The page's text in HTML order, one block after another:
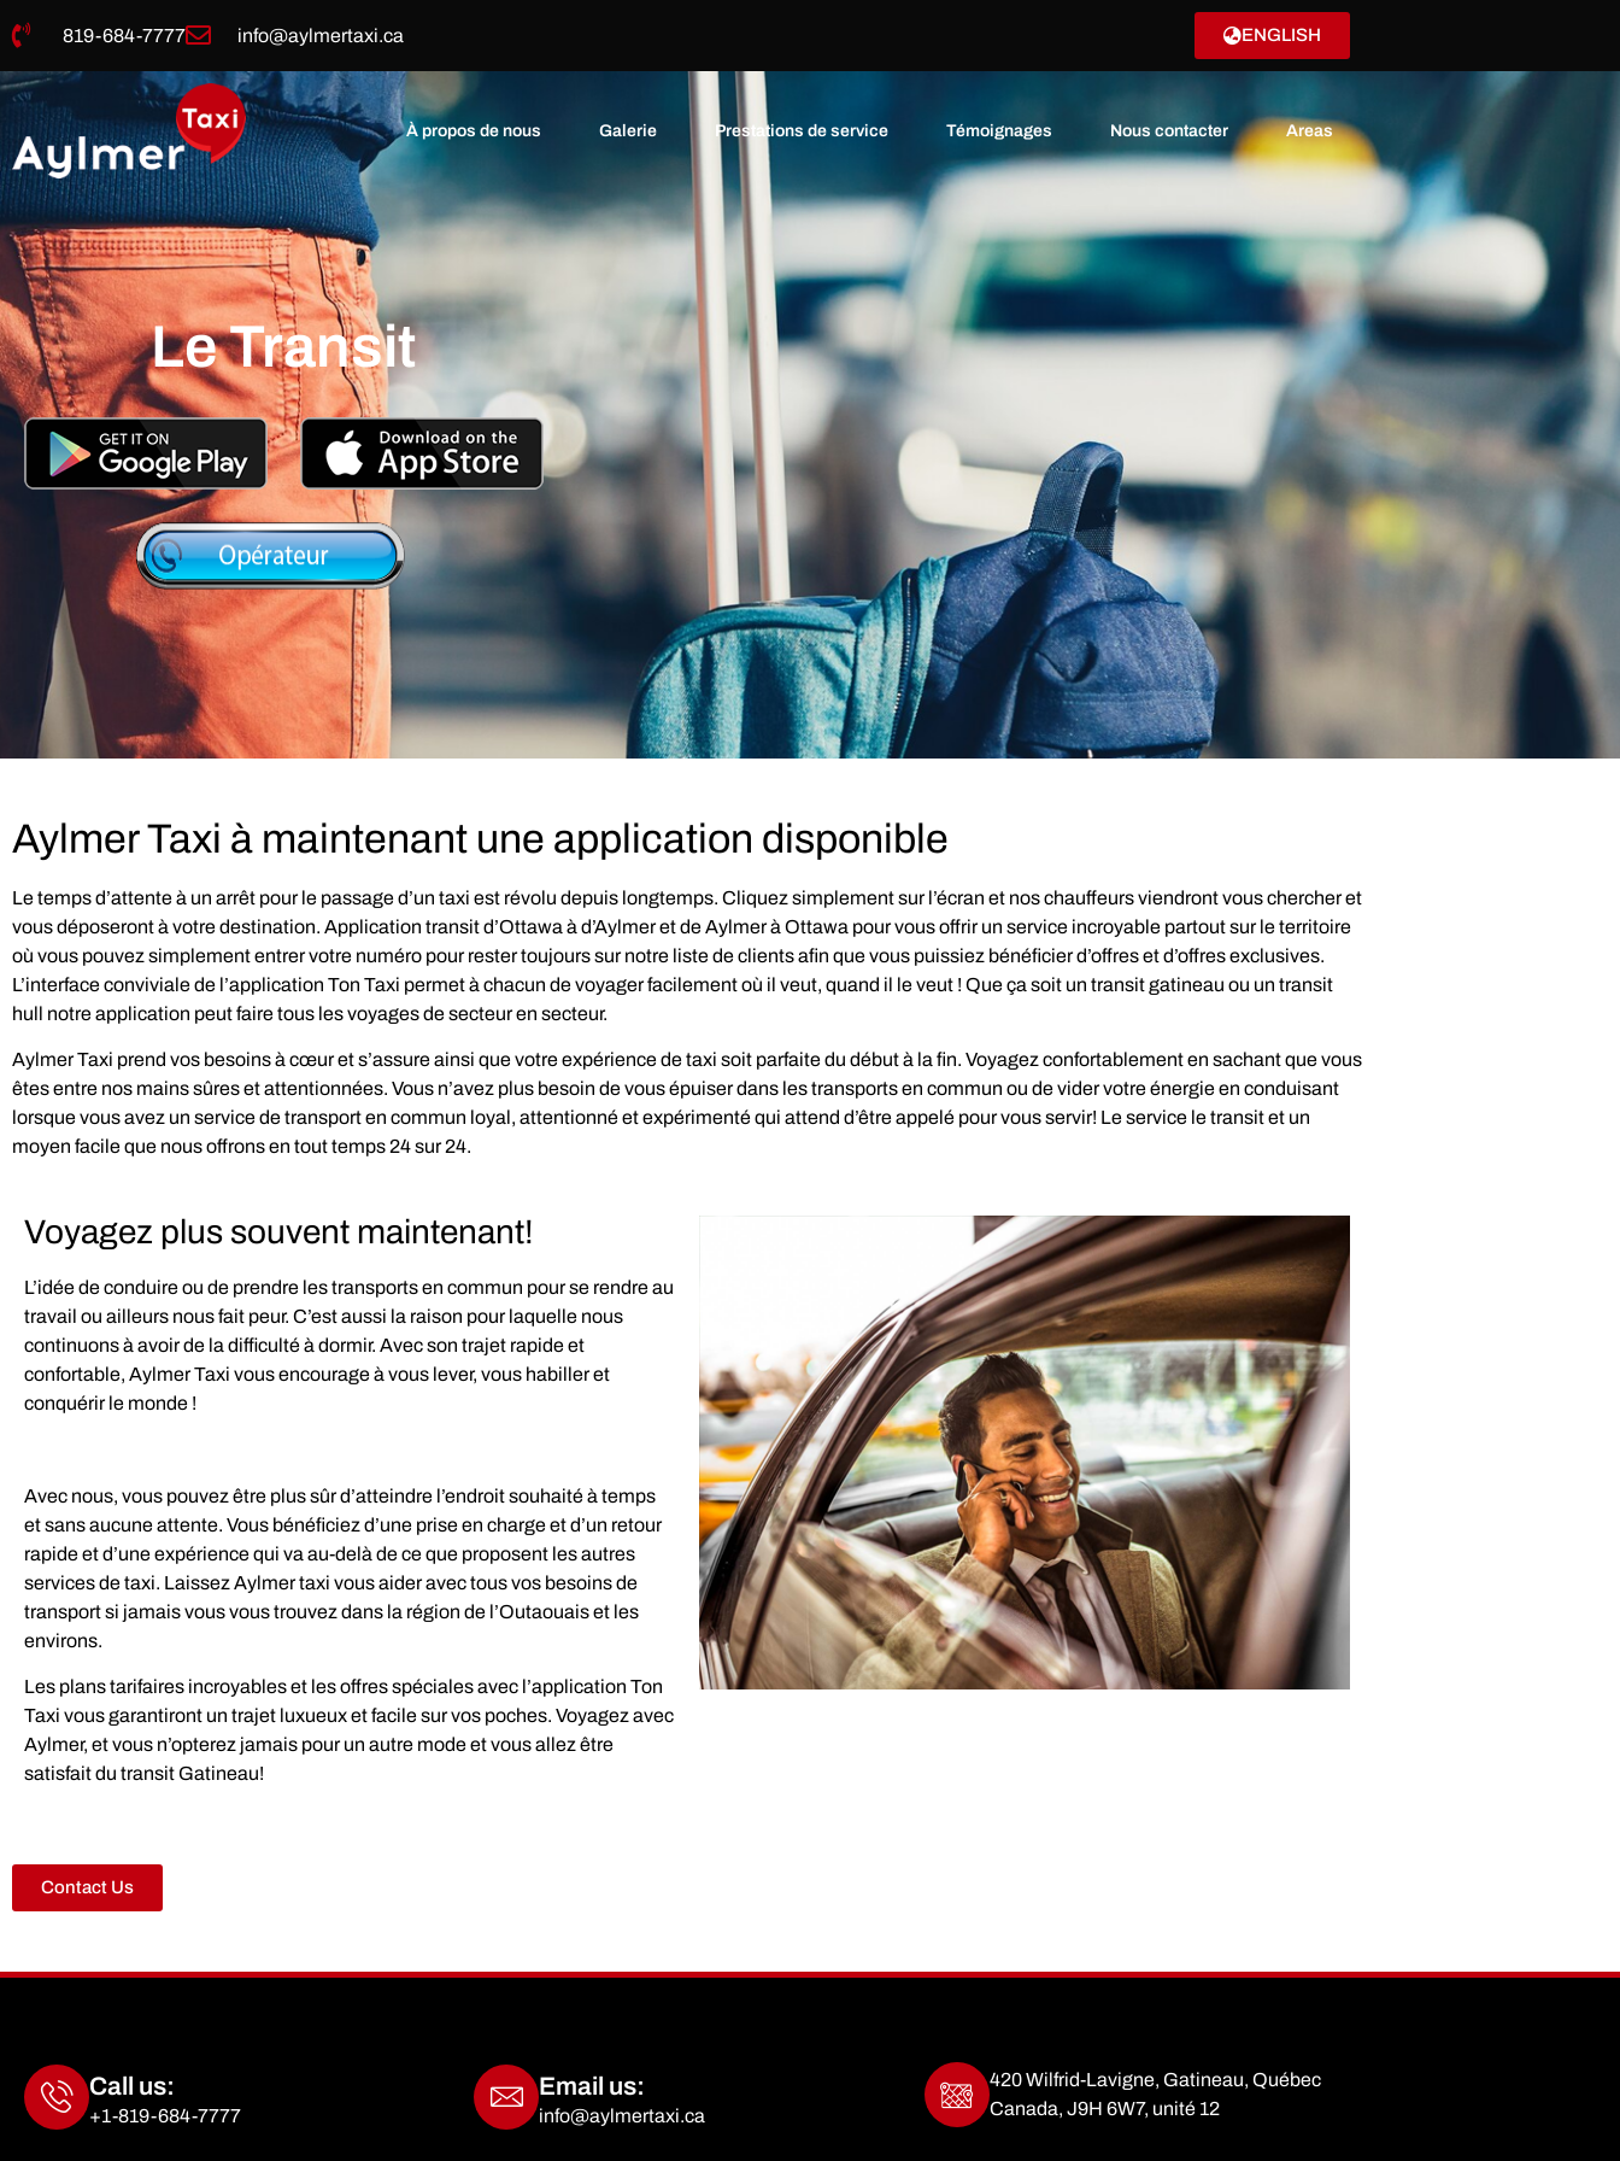
819-684-7777 info@aylmertaxi.ca ENGLISH
À propos de nous Galerie Prestations de service Témoignages Nous contacter Areas
Le Transit
Aylmer Taxi à maintenant une application disponible
Le temps d’attente à un arrêt pour le passage d’un taxi est révolu depuis longtemps. Cliquez simplement sur l’écran et nos chauffeurs viendront vous chercher et
vous déposeront à votre destination. Application transit d’Ottawa à d’Aylmer et de Aylmer à Ottawa pour vous offrir un service incroyable partout sur le territoire
où vous pouvez simplement entrer votre numéro pour rester toujours sur notre liste de clients afin que vous puissiez bénéficier d’offres et d’offres exclusives.
L’interface conviviale de l’application Ton Taxi permet à chacun de voyager facilement où il veut, quand il le veut ! Que ça soit un transit gatineau ou un transit
hull notre application peut faire tous les voyages de secteur en secteur.
Aylmer Taxi prend vos besoins à cœur et s’assure ainsi que votre expérience de taxi soit parfaite du début à la fin. Voyagez confortablement en sachant que vous
êtes entre nos mains sûres et attentionnées. Vous n’avez plus besoin de vous épuiser dans les transports en commun ou de vider votre énergie en conduisant
lorsque vous avez un service de transport en commun loyal, attentionné et expérimenté qui attend d’être appelé pour vous servir! Le service le transit et un
moyen facile que nous offrons en tout temps 24 sur 24.
Voyagez plus souvent maintenant!
L’idée de conduire ou de prendre les transports en commun pour se rendre au
travail ou ailleurs nous fait peur. C’est aussi la raison pour laquelle nous
continuons à avoir de la difficulté à dormir. Avec son trajet rapide et
confortable, Aylmer Taxi vous encourage à vous lever, vous habiller et
conquérir le monde !
Avec nous, vous pouvez être plus sûr d’atteindre l’endroit souhaité à temps
et sans aucune attente. Vous bénéficiez d’une prise en charge et d’un retour
rapide et d’une expérience qui va au-delà de ce que proposent les autres
services de taxi. Laissez Aylmer taxi vous aider avec tous vos besoins de
transport si jamais vous vous trouvez dans la région de l’Outaouais et les
environs.
Les plans tarifaires incroyables et les offres spéciales avec l’application Ton
Taxi vous garantiront un trajet luxueux et facile sur vos poches. Voyagez avec
Aylmer, et vous n’opterez jamais pour un autre mode et vous allez être
satisfait du transit Gatineau!
Contact Us
Call us:
+1-819-684-7777
Email us:
info@aylmertaxi.ca
420 Wilfrid-Lavigne, Gatineau, Québec
Canada, J9H 6W7, unité 12